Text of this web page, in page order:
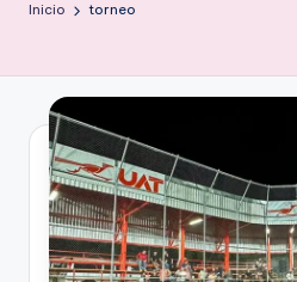
s
.
p
r
e
s
Inicio torneo